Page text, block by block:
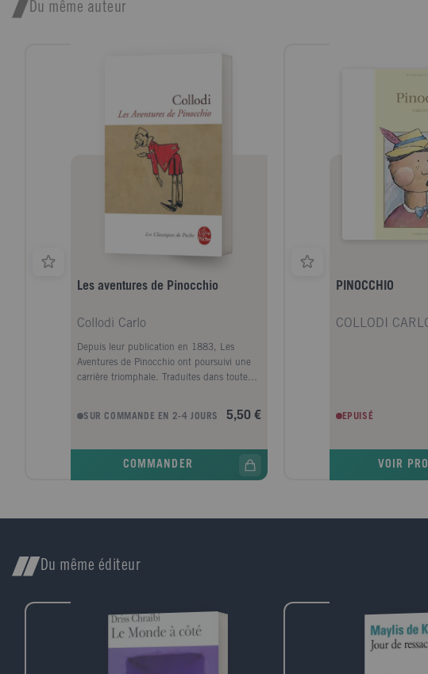
Du même auteur
Les aventures de Pinocchio
Collodi Carlo
Depuis leur publication en 1883, Les
Aventures de Pinocchio ont poursuivi une
carrière triomphale. Traduites dans toutes
swahili, en assamais, en papiamento, leurs
tirages rivalisent sans doute avec ceux de la
convient comme un gant. Comme Peter
Pan, son frère cadet, Pinocchio possède
pays des rêves. Il affronte avec une infinie
d'un piège à loups. Il possède tous les
traits d'une nature exubérante et débridée
avec l'impertinence et l'anarchisme foncier
de l'enfance. Ce chef-d'?uvre de la
SUR COMMANDE EN 2-4 JOURS 5,50 €
COMMANDER
PINOCCHIO
COLLODI
EPUISÉ
VOIR
Du même éditeur